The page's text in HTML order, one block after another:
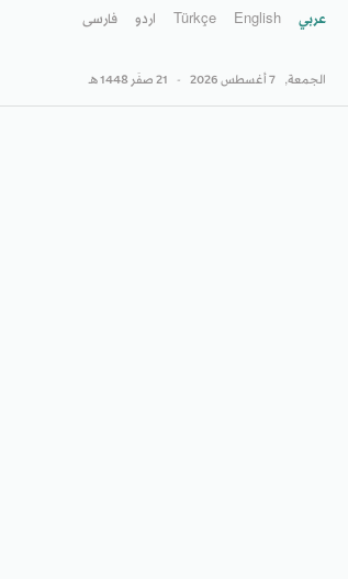
عربي English
Türkçe اردو فارسى
الجمعة, 7 أغسطس 2026 - 21 صفَر 1448 هـ